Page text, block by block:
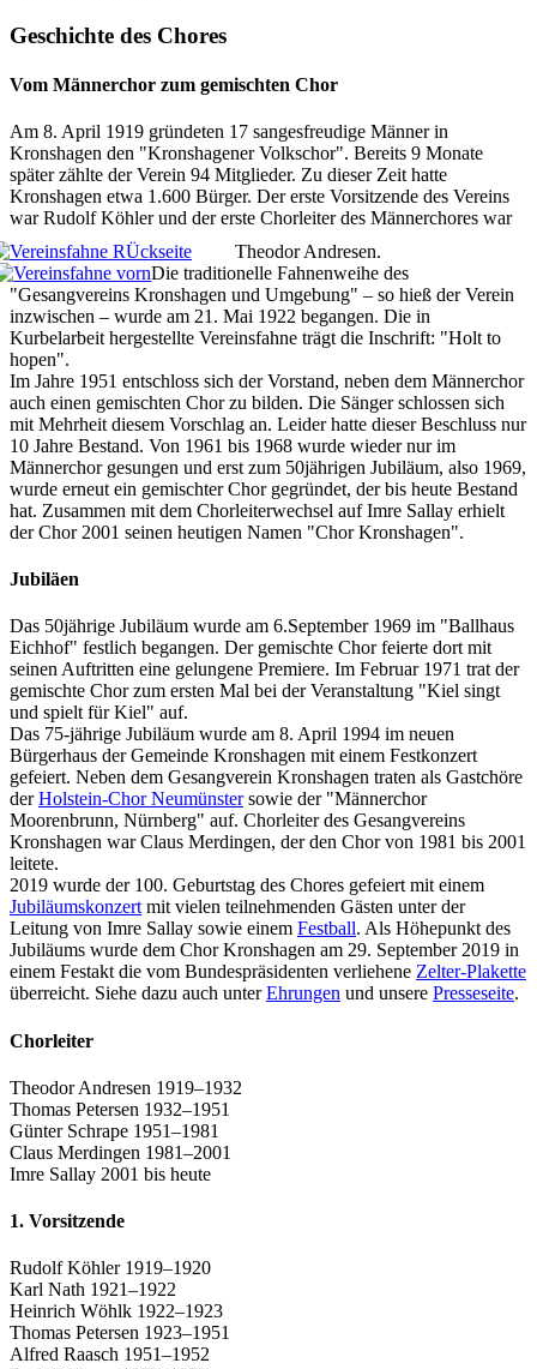
Geschichte des Chores
Vom Männerchor zum gemischten Chor
Am 8. April 1919 gründeten 17 sangesfreudige Männer in
Kronshagen den "Kronshagener Volkschor". Bereits 9 Monate
später zählte der Verein 94 Mitglieder. Zu dieser Zeit hatte
Kronshagen etwa 1.600 Bürger. Der erste Vorsitzende des Vereins
war Rudolf Köhler und der erste Chorleiter des Männerchores war
Theodor Andresen.
Die traditionelle Fahnenweihe des
"Gesangvereins Kronshagen und Umgebung" – so hieß der Verein
inzwischen – wurde am 21. Mai 1922 begangen. Die in
Kurbelarbeit hergestellte Vereinsfahne trägt die Inschrift: "Holt to
hopen".
Im Jahre 1951 entschloss sich der Vorstand, neben dem Männerchor
auch einen gemischten Chor zu bilden. Die Sänger schlossen sich
mit Mehrheit diesem Vorschlag an. Leider hatte dieser Beschluss nur
10 Jahre Bestand. Von 1961 bis 1968 wurde wieder nur im
Männerchor gesungen und erst zum 50jährigen Jubiläum, also 1969,
wurde erneut ein gemischter Chor gegründet, der bis heute Bestand
hat. Zusammen mit dem Chorleiterwechsel auf Imre Sallay erhielt
der Chor 2001 seinen heutigen Namen "Chor Kronshagen".
Jubiläen
Das 50jährige Jubiläum wurde am 6.September 1969 im "Ballhaus
Eichhof" festlich begangen. Der gemischte Chor feierte dort mit
seinen Auftritten eine gelungene Premiere. Im Februar 1971 trat der
gemischte Chor zum ersten Mal bei der Veranstaltung "Kiel singt
und spielt für Kiel" auf.
Das 75-jährige Jubiläum wurde am 8. April 1994 im neuen
Bürgerhaus der Gemeinde Kronshagen mit einem Festkonzert
gefeiert. Neben dem Gesangverein Kronshagen traten als Gastchöre
derHolstein-Chor Neumünstersowie der "Männerchor
Moorenbrunn, Nürnberg" auf. Chorleiter des Gesangvereins
Kronshagen war Claus Merdingen, der den Chor von 1981 bis 2001
leitete.
2019 wurde der 100. Geburtstag des Chores gefeiert mit einem
Jubiläumskonzert mit vielen teilnehmenden Gästen unter der
Leitung von Imre Sallay sowie einem Festball. Als Höhepunkt des
Jubiläums wurde dem Chor Kronshagen am 29. September 2019 in
einem Festakt die vom Bundespräsidenten verliehene Zelter-Plakette
überreicht. Siehe dazu auch unterEhrungen und unsere Presseseite.
Chorleiter
Theodor Andresen 1919–1932
Thomas Petersen 1932–1951
Günter Schrape 1951–1981
Claus Merdingen 1981–2001
Imre Sallay 2001 bis heute
1. Vorsitzende
Rudolf Köhler 1919–1920
Karl Nath 1921–1922
Heinrich Wöhlk 1922–1923
Thomas Petersen 1923–1951
Alfred Raasch 1951–1952